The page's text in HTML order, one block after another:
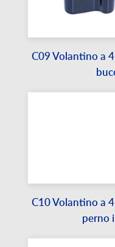
C09 Volantino a
C10 Volantino a
perno